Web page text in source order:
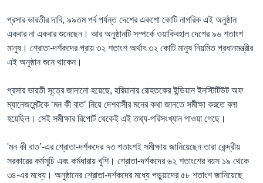
প্রসার ভারতীর দাবি, ৯৯তম পর্ব পর্যন্ত দেশের একশো কোটি নাগরিক এই অনুষ্ঠান
একবার না একবার শুনেছেন। আর অনুষ্ঠানটি সম্পর্কে ওয়াকিবহাল দেশের ৯৬ শতাংশ
মানুষ। শ্রোতা-দর্শকদের প্রায় ৩২ শতাংশ অর্থাৎ ৩২ কোটি মানুষ নিয়মিত প্রধানমন্ত্রীর
এই অনুষ্ঠান শুনে থাকেন।
প্রসার ভারতী সূত্রে জানানো হয়েছে, হরিয়ানার রোহতকের ইন্ডিয়ান ইনস্টিটিউট অফ
ম্যানেজমেন্টকে ‘মন কী বাত’ নিয়ে দেশবাসীর মনের কথা জানতে সমীক্ষা করতে বলা
হয়েছিল। সেই সমীক্ষার রিপোর্ট থেকেই এই তথ্য-পরিসংখ্যান পাওয়া গেছে।
'মন কী বাত’-এর শ্রোতা-দর্শকদের ৭৩ শতাংশই সমীক্ষায় জানিয়েছেন তারা কেন্দ্রীয়
সরকারের কর্মসূচি এবং কর্মধারায় খুশি। শ্রোতা-দর্শকদের ৬২ শতাংশের বয়স ১৯ থেকে
৩৪-এর মধ্যে। অনুষ্ঠানের শ্রোতা-দর্শকদের মধ্যে পড়ুয়াদের ৫৮ শতাংশ জানিয়েছে